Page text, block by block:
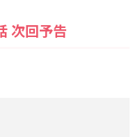
次回予告